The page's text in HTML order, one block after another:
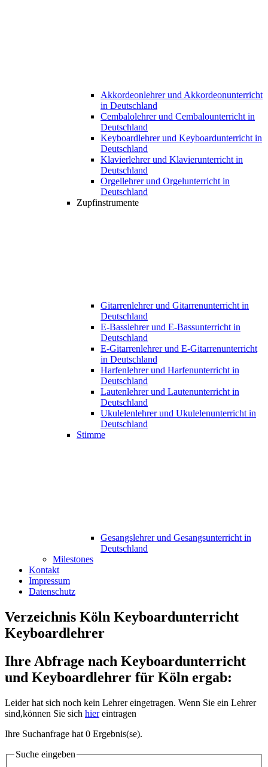
Akkordeonlehrer und Akkordeonunterricht
in Deutschland
Cembalolehrer und Cembalounterricht in
Deutschland
Keyboardlehrer und Keyboardunterricht in
Deutschland
Klavierlehrer und Klavierunterricht in
Deutschland
Orgellehrer und Orgelunterricht in
Deutschland
Zupfinstrumente
Gitarrenlehrer und Gitarrenunterricht in
Deutschland
E-Basslehrer und E-Bassunterricht in
Deutschland
E-Gitarrenlehrer und E-Gitarrenunterricht
in Deutschland
Harfenlehrer und Harfenunterricht in
Deutschland
Lautenlehrer und Lautenunterricht in
Deutschland
Ukulelenlehrer und Ukulelenunterricht in
Deutschland
Stimme
Gesangslehrer und Gesangsunterricht in
Deutschland
Milestones
Kontakt
Impressum
Datenschutz
Verzeichnis Köln Keyboardunterricht
Keyboardlehrer
Ihre Abfrage nach Keyboardunterricht
und Keyboardlehrer für Köln ergab:
Leider hat sich noch kein Lehrer eingetragen. Wenn Sie ein Lehrer
sind,können Sie sich hiereintragen
Ihre Suchanfrage hat 0 Ergebnis(se).
Suche eingeben